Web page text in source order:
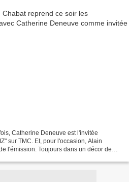
Catherine Deneuve est l'invitée
sur TMC. Et, pour l'occasion, Alain
l'émission. Toujours dans un décor de